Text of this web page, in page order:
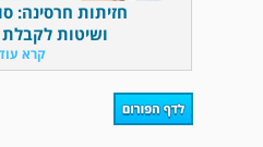
חזיתות חרסינה:
ושיטות לקבלת
קרא